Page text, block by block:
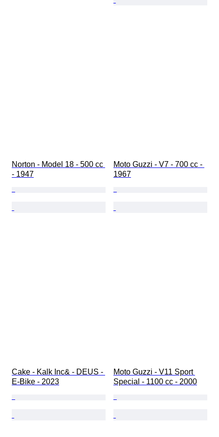
Norton - Model 18 - 500 cc
- 1947
Moto Guzzi - V7 - 700 cc -
1967
Cake - Kalk Inc& - DEUS -
E-Bike - 2023
Moto Guzzi - V11 Sport
Special - 1100 cc - 2000